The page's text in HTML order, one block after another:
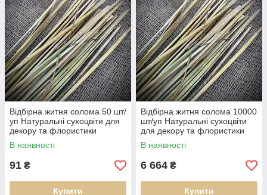
умільців
✅ Швидка доставка по Україні
Оберіть потрібний формат і кількість — і замовляйте солому
для своїх ідей вже сьогодні!
Відбірна житня солома 50 шт/
уп Натуральні сухоцвіти для
декору та флористики
В наявності
91 ₴
Купити
Відбірна житня солома 10000
шт/уп Натуральні сухоцвіти
для декору та флористики
В наявності
6 664 ₴
Купити